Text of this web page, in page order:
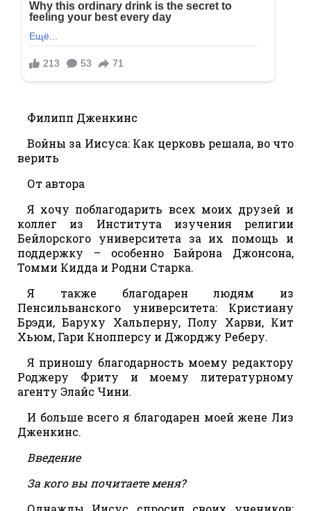
Филипп Дженкинс
Войны за Иисуса: Как церковь решала, во что
верить
От автора
Я хочу поблагодарить всех моих друзей и
коллег из Института изучения религии
Бейлорского университета за их помощь и
поддержку – особенно Байрона Джонсона,
Томми Кидда и Родни Старка.
Я также благодарен людям из
Пенсильванского университета: Кристиану
Брэди, Баруху Хальперну, Полу Харви, Кит
Хьюм, Гари Кнопперсу и Джорджу Реберу.
Я приношу благодарность моему редактору
Роджеру Фриту и моему литературному
агенту Элайс Чини.
И больше всего я благодарен моей жене Лиз
Дженкинс.
Введение
За кого вы почитаете меня?